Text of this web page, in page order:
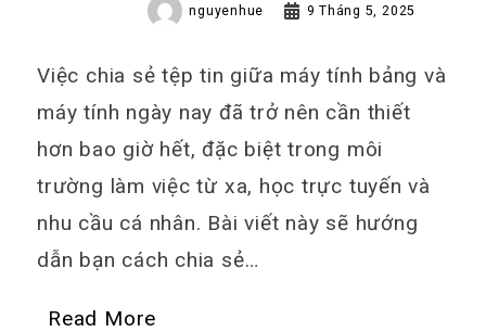
nguyenhue 9 Tháng 5, 2025
Việc chia sẻ tệp tin giữa máy tính bảng và
máy tính ngày nay đã trở nên cần thiết
hơn bao giờ hết, đặc biệt trong môi
trường làm việc từ xa, học trực tuyến và
nhu cầu cá nhân. Bài viết này sẽ hướng
dẫn bạn cách chia sẻ…
Read More